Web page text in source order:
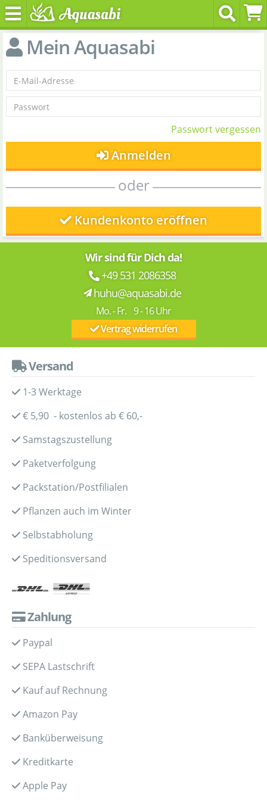
Mein Aquasabi
Passwort vergessen
Anmelden
oder
Kundenkonto eröffnen
Wir sind für Dich da!
+49 531 2086358
huhu@aquasabi.de
Mo. - Fr. 9 - 16 Uhr
Vertrag widerrufen
Versand
1-3 Werktage
€ 5,90 - kostenlos ab € 60,-
Samstagszustellung
Paketverfolgung
Packstation/Postfilialen
Pflanzen auch im Winter
Selbstabholung
Speditionsversand
Zahlung
Paypal
SEPA Lastschrift
Kauf auf Rechnung
Amazon Pay
Banküberweisung
Kreditkarte
Apple Pay